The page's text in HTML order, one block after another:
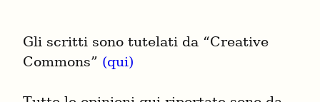
Gli scritti sono tutelati da “Creative
Commons” (qui)